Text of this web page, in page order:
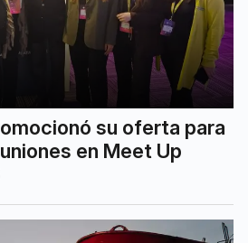
su oferta para
en Meet Up